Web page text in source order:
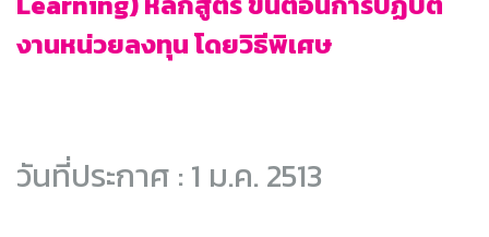
งานหน่วยลงทุน โดยวิธีพิเศษ
วันที่ประกาศ : 1 ม.ค. 2513